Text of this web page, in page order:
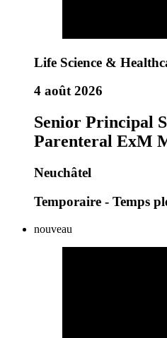
Life Science &
4 août 2026
Senior Principal
Parenteral ExM
Neuchâtel
Temporaire - Temps
nouveau